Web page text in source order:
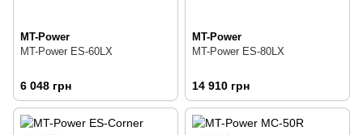
MT-Power
MT-Power ES-60LX
6 048 грн
MT-Power
MT-Power ES-80LX
14 910 грн